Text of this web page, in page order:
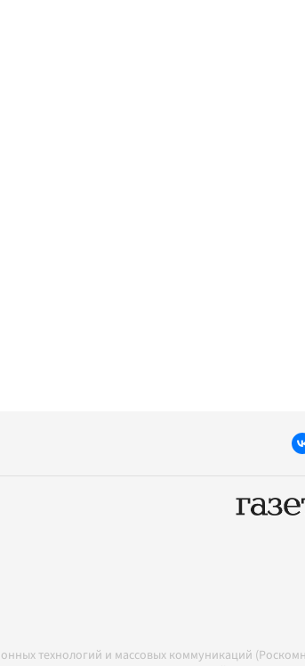
технологий и массовых коммуникаций